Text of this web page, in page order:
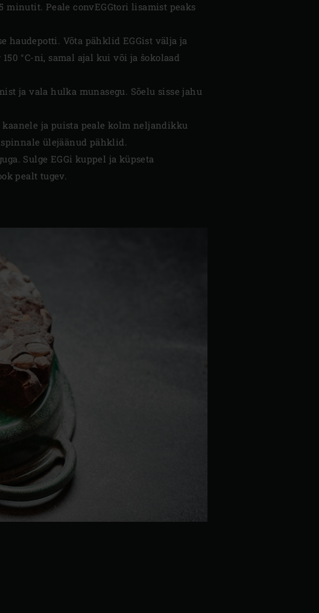
minutit. Peale convEGGtori lisamist peaks
haudepotti. Võta pähklid EGGist välja ja
°C-ni, samal ajal kui või ja šokolaad
ja vala hulka munasegu. Sõelu sisse jahu
kaanele ja puista peale kolm neljandikku
ülejäänud pähklid.
Sulge EGGi kuppel ja küpseta
pealt tugev.